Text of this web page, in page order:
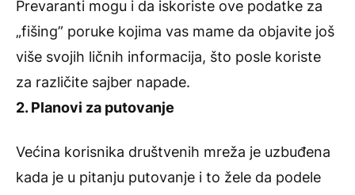
Prevaranti mogu i da iskoriste ove podatke za
„fišing” poruke kojima vas mame da objavite još
više svojih ličnih informacija, što posle koriste
za različite sajber napade.
2. Planovi za putovanje
Većina korisnika društvenih mreža je uzbuđena
kada je u pitanju putovanje i to žele da podele